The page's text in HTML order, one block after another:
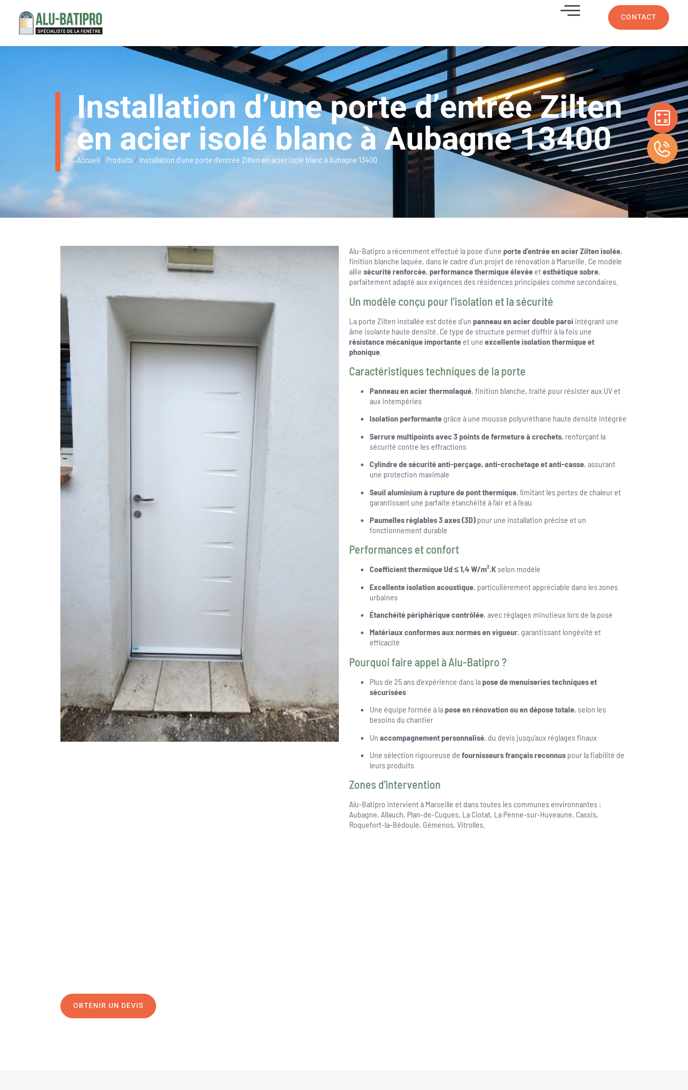
CONTACT
Installation d’une porte d’entrée Zilten
en acier isolé blanc à Aubagne 13400
Accueil/ Produits / Installation d’une porte d’entrée Zilten en acier isolé blanc à Aubagne 13400
Alu-Batipro a récemment effectué la pose d’une porte d’entrée en acier Zilten isolée,
finition blanche laquée, dans le cadre d’un projet de rénovation à Marseille. Ce modèle
allie sécurité renforcée, performance thermique élevée etesthétique sobre,
parfaitement adapté aux exigences des résidences principales comme secondaires.
Un modèle conçu pour l’isolation et la sécurité
La porte Zilten installée est dotée d’un panneau en acier double paroi intégrant une
âme isolante haute densité. Ce type de structure permet d’offrir à la fois une
résistance mécanique importante et une excellente isolation thermique et
phonique
Caractéristiques techniques de la porte
Panneau en acier thermolaqué, finition blanche, traité pour résister aux UV et
aux intempéries
Isolation performante grâce à une mousse polyuréthane haute densité intégrée
Serrure multipoints avec 3 points de fermeture à crochets, renforçant la
sécurité contre les effractions
Cylindre de sécurité anti-perçage, anti-crochetage et anti-casse, assurant
une protection maximale
Seuil aluminium à rupture de pont thermique, limitant les pertes de chaleur et
garantissant une parfaite étanchéité à l’air et à l’eau
Paumelles réglables 3 axes (3D)pour une installation précise et un
fonctionnement durable
Performances et confort
Coefficient thermique Ud ≤ 1,4 W/m².K selon modèle
Excellente isolation acoustique, particulièrement appréciable dans les zones
urbaines
Étanchéité périphérique contrôlée, avec réglages minutieux lors de la pose
Matériaux conformes aux normes en vigueur, garantissant longévité et
efficacité
Pourquoi faire appel à Alu-Batipro ?
Plus de 25 ans d’expérience dans lapose de menuiseries techniques et
sécurisées
Une équipe formée à lapose en rénovation ou en dépose totale, selon les
besoins du chantier
Un accompagnement personnalisé, du devis jusqu’aux réglages finaux
Une sélection rigoureuse de fournisseurs français reconnus pour la fiabilité de
leurs produits
Zones d’intervention
Alu-Batipro intervient à Marseille et dans toutes les communes environnantes :
Aubagne, Allauch, Plan-de-Cuques, La Ciotat, La Penne-sur-Huveaune, Cassis,
Roquefort-la-Bédoule, Gémenos, Vitrolles.
OBTENIR UN DEVIS